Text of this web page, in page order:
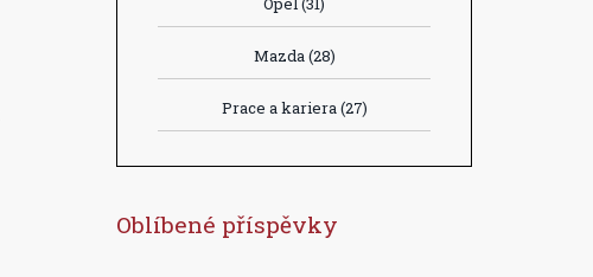
Mazda(28)
Prace a kariera(27)
Oblíbené příspěvky